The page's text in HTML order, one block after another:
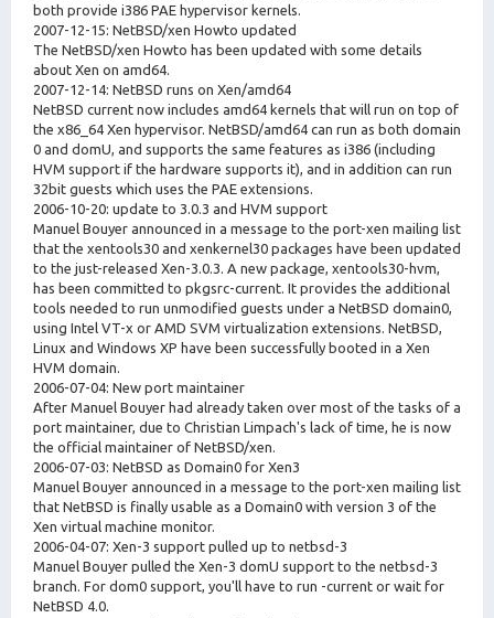
both provide i386 PAE hypervisor kernels.
2007-12-15: NetBSD/xen Howto updated
The NetBSD/xen Howto has been updated with some details
about Xen on amd64.
2007-12-14: NetBSD runs on Xen/amd64
NetBSD current now includes amd64 kernels that will run on top of
the x86_64 Xen hypervisor. NetBSD/amd64 can run as both domain
0 and domU, and supports the same features as i386 (including
HVM support if the hardware supports it), and in addition can run
32bit guests which uses the PAE extensions.
2006-10-20: update to 3.0.3 and HVM support
Manuel Bouyer announced in a message to the port-xen mailing list
that the xentools30 and xenkernel30 packages have been updated
to the just-released Xen-3.0.3. A new package, xentools30-hvm,
has been committed to pkgsrc-current. It provides the additional
tools needed to run unmodified guests under a NetBSD domain0,
using Intel VT-x or AMD SVM virtualization extensions. NetBSD,
Linux and Windows XP have been successfully booted in a Xen
HVM domain.
2006-07-04: New port maintainer
After Manuel Bouyer had already taken over most of the tasks of a
port maintainer, due to Christian Limpach's lack of time, he is now
the official maintainer of NetBSD/xen.
2006-07-03: NetBSD as Domain0 for Xen3
Manuel Bouyer announced in a message to the port-xen mailing list
that NetBSD is finally usable as a Domain0 with version 3 of the
Xen virtual machine monitor.
2006-04-07: Xen-3 support pulled up to netbsd-3
Manuel Bouyer pulled the Xen-3 domU support to the netbsd-3
branch. For dom0 support, you'll have to run -current or wait for
NetBSD 4.0.